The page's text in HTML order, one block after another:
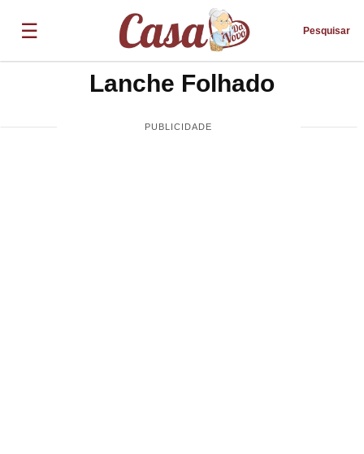
☰ Pesquisar
Lanche Folhado